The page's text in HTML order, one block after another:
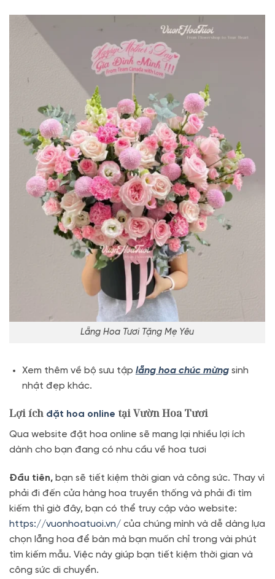
Lẵng Hoa Tươi Tặng Mẹ Yêu
Xem thêm về bộ sưu tập lẵng hoa chúc mừngsinh
nhật đẹp khác.
Lợi ích đặt hoa online tại Vườn Hoa Tươi
Qua website đặt hoa online sẽ mang lại nhiều lợi ích
dành cho bạn đang có nhu cầu về hoa tươi
Đầu tiên, bạn sẽ tiết kiệm thời gian và công sức. Thay vì
phải đi đến cửa hàng hoa truyền thống và phải đi tìm
kiếm thì giờ đây, bạn có thể truy cập vào website:
https://vuonhoatuoi.vn/ của chúng mình và dễ dàng lựa
chọn lẵng hoa để bàn mà bạn muốn chỉ trong vài phút
tìm kiếm mẫu. Việc này giúp bạn tiết kiệm thời gian và
công sức di chuyển.